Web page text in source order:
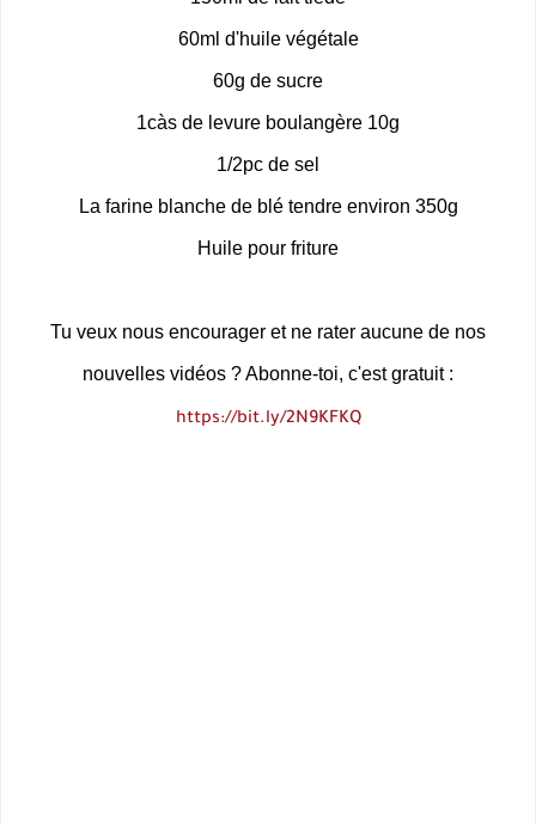
60ml d'huile végétale
60g de sucre
1càs de levure boulangère 10g
1/2pc de sel
La farine blanche de blé tendre environ 350g
Huile pour friture
Tu veux nous encourager et ne rater aucune de nos
nouvelles vidéos ? Abonne-toi, c'est gratuit :
https://bit.ly/2N9KFKQ